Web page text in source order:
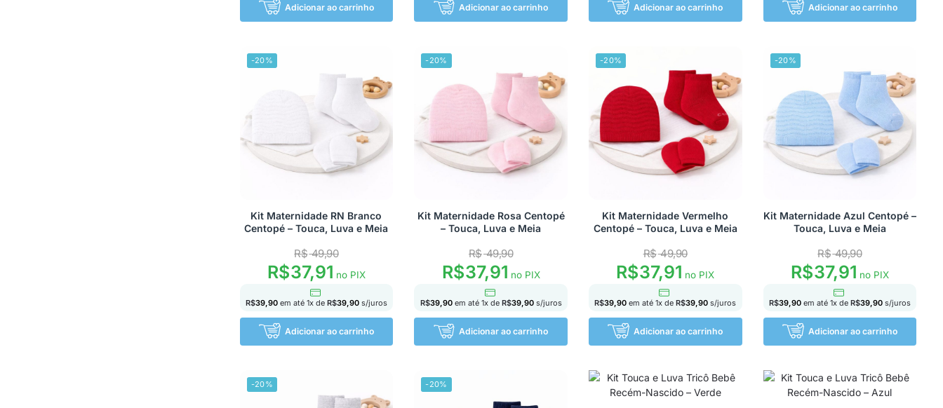
Adicionar ao carrinho Adicionar ao carrinho Adicionar ao carrinho Adicionar ao carrinho
-20%
Kit Maternidade RN Branco
Centopé – Touca, Luva e Meia
R$49,90
R$37,91 no PIX
R$39,90 em até 1x de R$39,90s/juros
Adicionar ao carrinho
-20%
Kit Maternidade Rosa Centopé
– Touca, Luva e Meia
R$49,90
R$37,91 no PIX
R$39,90 em até 1x de R$39,90s/juros
Adicionar ao carrinho
-20%
Kit Maternidade Vermelho
Centopé – Touca, Luva e Meia
R$49,90
R$37,91 no PIX
R$39,90 em até1x deR$39,90 s/juros
Adicionar ao carrinho
-20%
Kit Maternidade Azul Centopé –
Touca, Luva e Meia
R$49,90
R$37,91 no PIX
R$39,90 em até 1x de R$39,90s/juros
Adicionar ao carrinho
-20% -20%